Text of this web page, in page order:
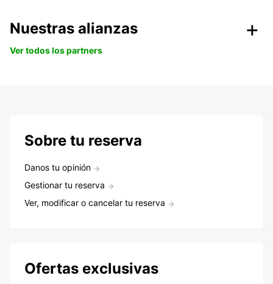
Nuestras alianzas
Ver todos los partners
Sobre tu reserva
Danos tu opinión
Gestionar tu reserva
Ver, modificar o cancelar tu reserva
Ofertas exclusivas